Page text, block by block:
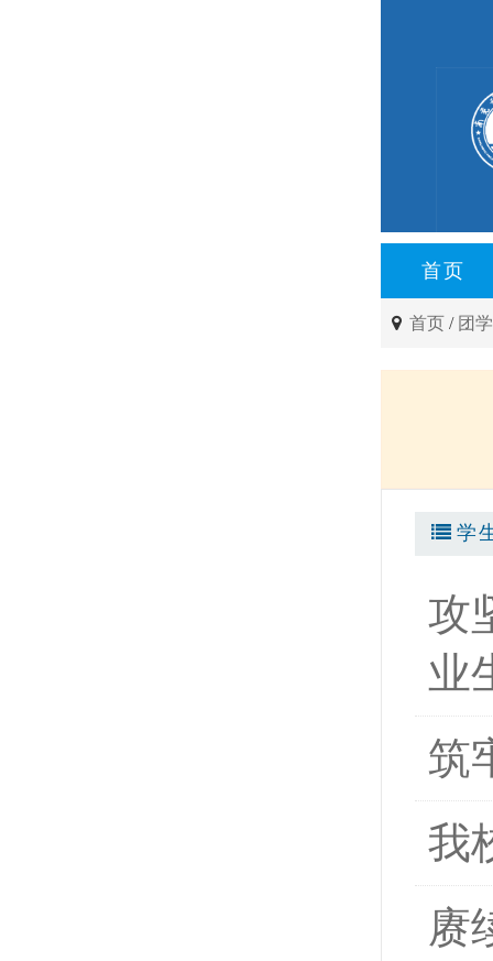
首页
首页 / 团
学
攻
业
筑
我
赓